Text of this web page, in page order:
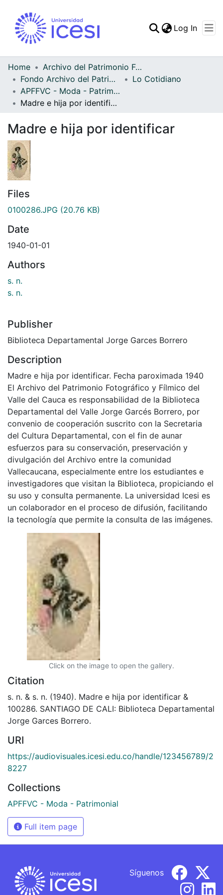
Statistics
Log In
Home
Archivo del Patrimonio Fotográfico y Fílmico del Valle del Cauca
Fondo Archivo del Patrimonio Fotográfico y Fílmico del Valle del Cauca
Lo Cotidiano
APFFVC - Moda - Patrimonial
Madre e hija por identificar
Madre e hija por identificar
Files
0100286.JPG (20.76 KB)
Date
1940-01-01
Authors
s. n.
s. n.
Publisher
Biblioteca Departamental Jorge Garces Borrero
Description
Madre e hija por identificar. Fecha paroximada 1940
El Archivo del Patrimonio Fotográfico y Fílmico del
Valle del Cauca es responsabilidad de la Biblioteca
Departamental del Valle Jorge Garcés Borrero, por
convenio de cooperación suscrito con la Secretaria
del Cultura Departamental, con el fin de aunar
esfuerzos para su conservación, preservación y
divulgación del Archivo entre la comunidad
Vallecaucana, especialmente entre los estudiantes e
investigadores que visitan la Biblioteca, propiciando el
su uso y consulta permanente. La universidad Icesi es
un colaborador en el proceso de difusión, facilitando
la tecnología que permite la consulta de las imágenes.
Click on the image to open the gallery.
Citation
s. n. & s. n. (1940). Madre e hija por identificar &
100286. SANTIAGO DE CALI: Biblioteca Departamental
Jorge Garces Borrero.
URI
https://audiovisuales.icesi.edu.co/handle/123456789/2
8227
Collections
APFFVC - Moda - Patrimonial
Full item page
Síguenos